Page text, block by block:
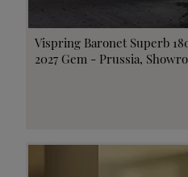
Vispring Baronet Superb
2027 Gem - Prussia,